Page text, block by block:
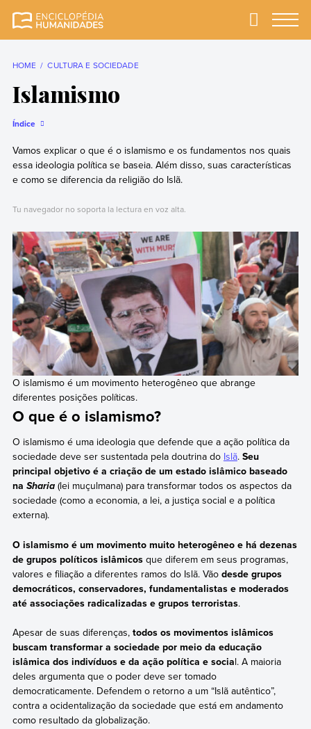
completa e mais
Primary
HOME CULTURA E SOCIEDADE
Islamismo
Índice
Vamos explicar o que é o islamismo e os fundamentos nos quais
essa ideologia política se baseia. Além disso, suas características
e como se diferencia da religião do Islã.
Tu navegador no soporta la lectura en voz alta.
O islamismo é um movimento heterogêneo que abrange
diferentes posições políticas.
O que é o islamismo?
O islamismo é uma ideologia que defende que a ação política da
sociedade deve ser sustentada pela doutrina do Islã. Seu
principal objetivo é a criação de um estado islâmico baseado
na Sharia(lei muçulmana) para transformar todos os aspectos da
sociedade (como a economia, a lei, a justiça social e a política
externa).
O islamismo é um movimento muito heterogêneo e há dezenas
de grupos políticos islâmicosque diferem em seus programas,
valores e filiação a diferentes ramos do Islã. Vão desde grupos
democráticos, conservadores, fundamentalistas e moderados
até associações radicalizadas e grupos terroristas.
Apesar de suas diferenças, todos os movimentos islâmicos
buscam transformar a sociedade por meio da educação
islâmica dos indivíduos e da ação política e social. A maioria
deles argumenta que o poder deve ser tomado
democraticamente. Defendem o retorno a um “Islã autêntico”,
contra a ocidentalização da sociedade que está em andamento
como resultado da globalização.